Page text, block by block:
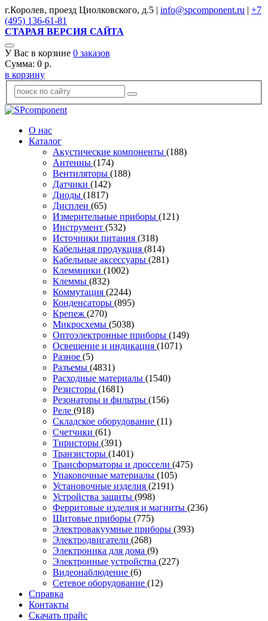
г.Королев, проезд Циолковского, д.5 | info@spcomponent.ru | +7
(495) 136-61-81
СТАРАЯ ВЕРСИЯ САЙТА
У Вас в корзине 0 заказов
Сумма: 0 р.
в корзину
О нас
Каталог
Акустические компоненты (188)
Антенны (174)
Вентиляторы (188)
Датчики (142)
Диоды (1817)
Дисплеи (65)
Измерительные приборы (121)
Инструмент (532)
Источники питания (318)
Кабельная продукция (814)
Кабельные аксессуары (281)
Клеммники (1002)
Клеммы (832)
Коммутация (2244)
Конденсаторы (895)
Крепеж (270)
Микросхемы (5038)
Оптоэлектронные приборы (149)
Освещение и индикация (1071)
Разное (5)
Разъемы (4831)
Расходные материалы (1540)
Резисторы (1681)
Резонаторы и фильтры (156)
Реле (918)
Складское оборудование (11)
Счетчики (61)
Тиристоры (391)
Транзисторы (1401)
Трансформаторы и дроссели (475)
Упаковочные материалы (105)
Установочные изделия (2191)
Устройства защиты (998)
Ферритовые изделия и магниты (236)
Щитовые приборы (775)
Электровакуумные приборы (393)
Электродвигатели (268)
Электроника для дома (9)
Электронные устройства (227)
Видеонаблюдение (6)
Сетевое оборудование (12)
Справка
Контакты
Скачать прайс